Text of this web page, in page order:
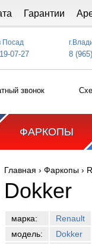
Гарантии
Посад
07-27 8
звонок
ФАРКОПЫ
Вы здесь
Главная › Фаркопы ›
Dokker
марка:
Renault
модель:
Dokker